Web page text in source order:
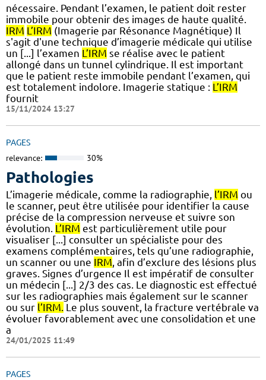
nécessaire. Pendant l’examen, le patient doit rester
immobile pour obtenir des images de haute qualité.
IRM L’IRM (Imagerie par Résonance Magnétique) Il
s'agit d'une technique d’imagerie médicale qui utilise
un [...] l’examen L’IRM se réalise avec le patient
allongé dans un tunnel cylindrique. Il est important
que le patient reste immobile pendant l’examen, qui
est totalement indolore. Imagerie statique : L’IRM
fournit
15/11/2024 13:27
PAGES
relevance: 30%
Pathologies
L’imagerie médicale, comme la radiographie, l’IRM ou
le scanner, peut être utilisée pour identifier la cause
précise de la compression nerveuse et suivre son
évolution. L’IRM est particulièrement utile pour
visualiser [...] consulter un spécialiste pour des
examens complémentaires, tels qu’une radiographie,
un scanner ou une IRM, afin d’exclure des lésions plus
graves. Signes d’urgence Il est impératif de consulter
un médecin [...] 2/3 des cas. Le diagnostic est effectué
sur les radiographies mais également sur le scanner
ou sur l’IRM. Le plus souvent, la fracture vertébrale va
évoluer favorablement avec une consolidation et une
a
24/01/2025 11:49
PAGES